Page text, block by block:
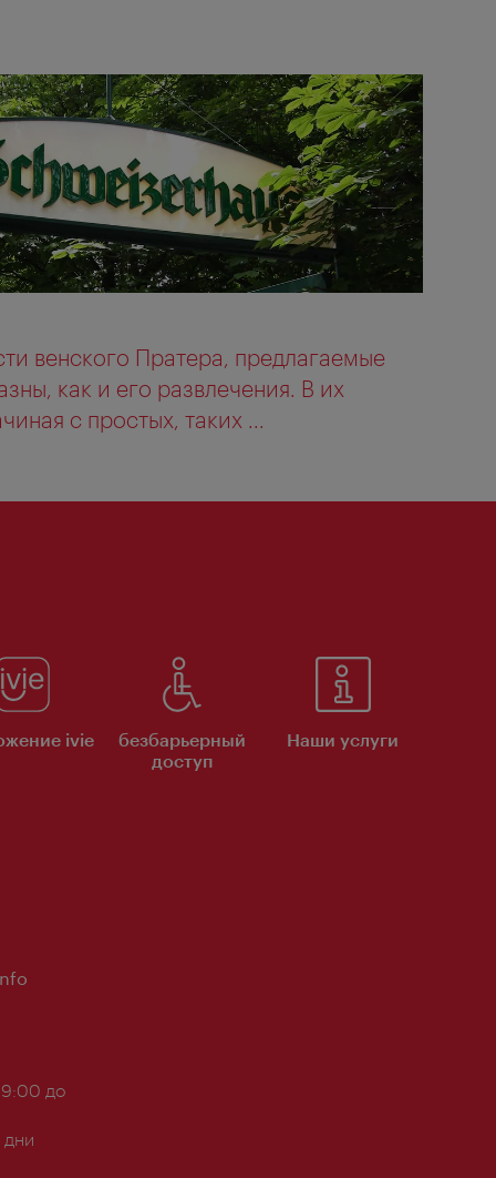
венского Пратера, предлагаемые
как и его развлечения. В их
с простых, таких ...
ivie
безбарьерный
доступ
Наши услуги
9:00 до